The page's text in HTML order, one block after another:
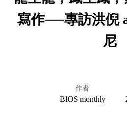
寫作──專訪洪倪
尼
作者
BIOS monthly